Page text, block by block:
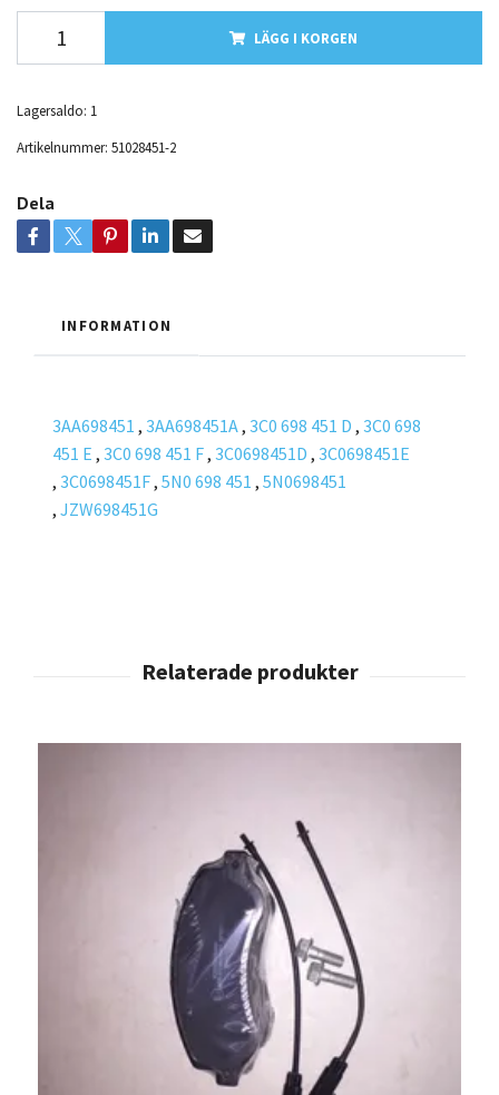
LÄGG I KORGEN
Lagersaldo: 1
Artikelnummer: 51028451-2
Dela
INFORMATION
3AA698451 , 3AA698451A, 3C0 698 451 D , 3C0 698
451 E , 3C0 698 451 F, 3C0698451D , 3C0698451E
, 3C0698451F, 5N0 698 451 , 5N0698451
, JZW698451G